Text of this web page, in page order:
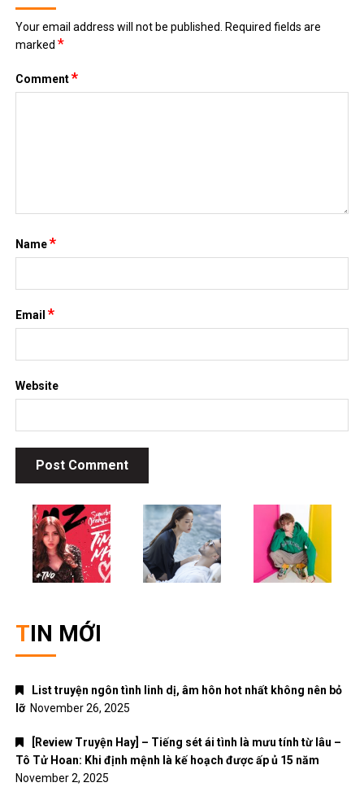
Your email address will not be published. Required fields are
marked*
Comment*
Name*
Email*
Website
TIN MỚI
List truyện ngôn tình linh dị, âm hôn hot nhất không nên bỏ
lỡ November 26, 2025
[Review Truyện Hay] – Tiếng sét ái tình là mưu tính từ lâu –
Tô Tử Hoan: Khi định mệnh là kế hoạch được ấp ủ 15 năm
November 2, 2025